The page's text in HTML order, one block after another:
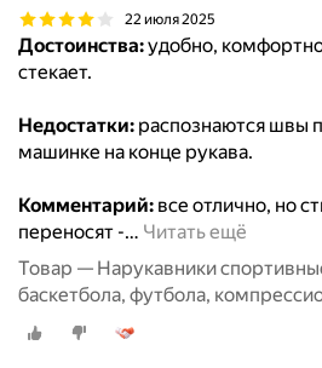
22 июля 2025
Достоинства:удобно,
стекает.
Недостатки: распознаются швы
машинке на конце рукава.
Комментарий: все отлично, но
переносят -… Читать ещё
Товар — Нарукавники
баскетбола, футбола,
пальцев, 2 пары черные + белые